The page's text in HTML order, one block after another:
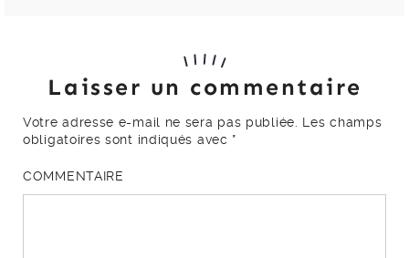
Laisser un commentaire
Votre adresse e-mail ne sera pas publiée. Les champs
obligatoires sont indiqués avec *
COMMENTAIRE